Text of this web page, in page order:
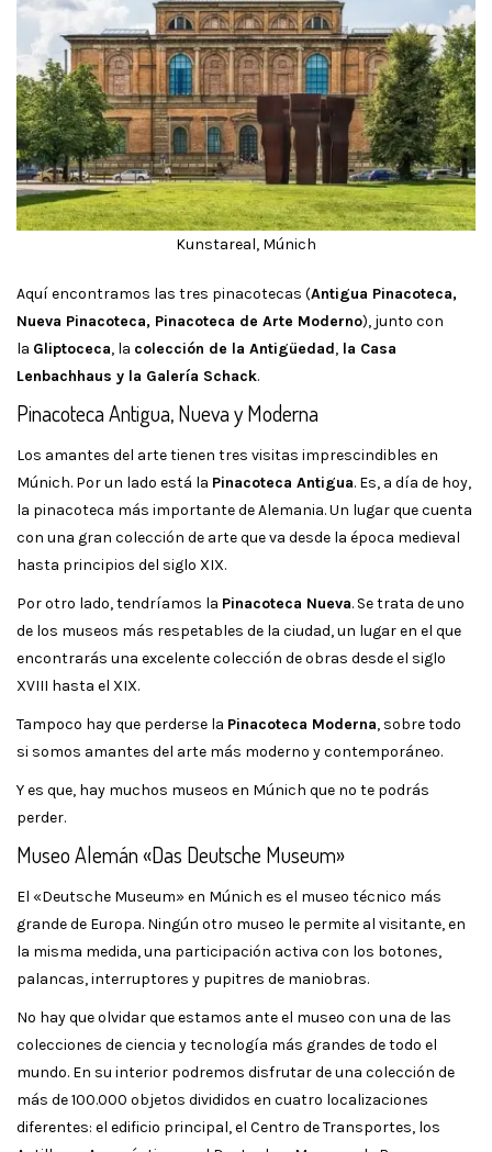
Kunstareal, Múnich
Aquí encontramos las tres pinacotecas (Antigua Pinacoteca,
Nueva Pinacoteca, Pinacoteca de Arte Moderno), junto con
la Gliptoceca, la colección de la Antigüedad, la Casa
Lenbachhaus y la Galería Schack.
Pinacoteca Antigua, Nueva y Moderna
Los amantes del arte tienen tres visitas imprescindibles en
Múnich. Por un lado está la Pinacoteca Antigua. Es, a día de hoy,
la pinacoteca más importante de Alemania. Un lugar que cuenta
con una gran colección de arte que va desde la época medieval
hasta principios del siglo XIX.
Por otro lado, tendríamos la Pinacoteca Nueva. Se trata de uno
de los museos más respetables de la ciudad, un lugar en el que
encontrarás una excelente colección de obras desde el siglo
XVIII hasta el XIX.
Tampoco hay que perderse la Pinacoteca Moderna, sobre todo
si somos amantes del arte más moderno y contemporáneo.
Y es que, hay muchos museos en Múnich que no te podrás
perder.
Museo Alemán «Das Deutsche Museum»
El «Deutsche Museum» en Múnich es el museo técnico más
grande de Europa. Ningún otro museo le permite al visitante, en
la misma medida, una participación activa con los botones,
palancas, interruptores y pupitres de maniobras.
No hay que olvidar que estamos ante el museo con una de las
colecciones de ciencia y tecnología más grandes de todo el
mundo. En su interior podremos disfrutar de una colección de
más de 100.000 objetos divididos en cuatro localizaciones
diferentes: el edificio principal, el Centro de Transportes, los